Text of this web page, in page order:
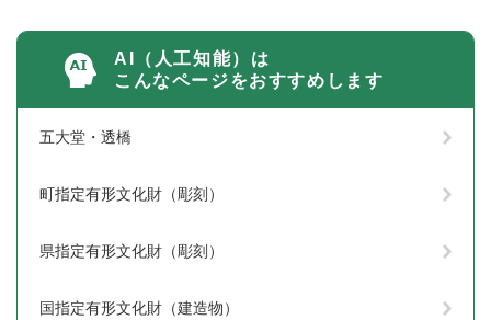
AI（人工知能）は
こんなページをおすすめします
五大堂・透橋
町指定有形文化財（彫刻）
県指定有形文化財（彫刻）
国指定有形文化財（建造物）